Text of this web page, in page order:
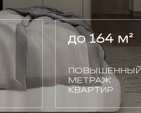
до 164 м²
МЕТРАЖ
КВАРТИР